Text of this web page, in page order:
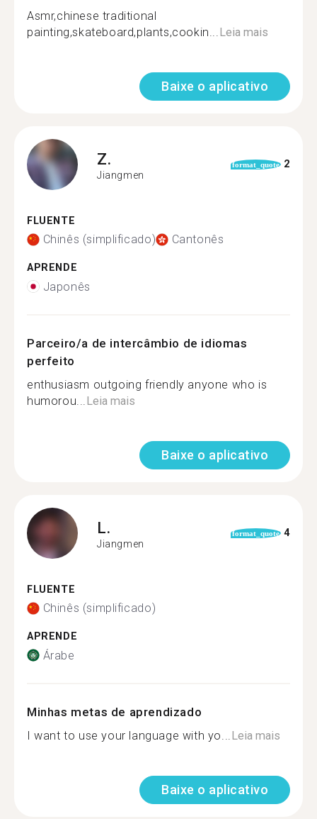
Asmr,chinese traditional
painting,skateboard,plants,cookin... Leia mais
Baixe o aplicativo
Z.
Jiangmen
format_quote 2
FLUENTE
Chinês (simplificado) Cantonês
APRENDE
Japonês
Parceiro/a de intercâmbio de idiomas
perfeito
enthusiasm outgoing friendly anyone who is
humorou... Leia mais
Baixe o aplicativo
L.
Jiangmen
format_quote 4
FLUENTE
Chinês (simplificado)
APRENDE
Árabe
Minhas metas de aprendizado
I want to use your language with yo... Leia mais
Baixe o aplicativo